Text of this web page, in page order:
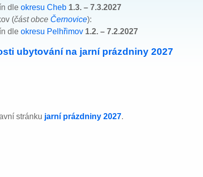
dle okresu Cheb 1.3. – 7.3.2027
(část obce Černovice):
dle okresu Pelhřimov 1.2. – 7.2.2027
ubytování na jarní prázdniny 2027
stránku jarní prázdniny 2027.